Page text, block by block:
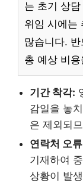
는 초기 상
위임 시에는
많습니다. 반
총 예상 비
기간 착각:
감일을 놓
은 제외되
연락처 오
기재하여
상황이 발